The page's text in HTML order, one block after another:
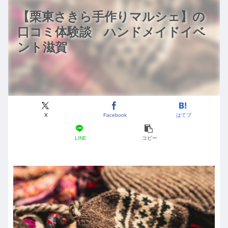
【栗東さきら手作りマルシェ】の
口コミ体験談 ハンドメイドイベ
ント滋賀
X Facebook はてブ
LINE コピー